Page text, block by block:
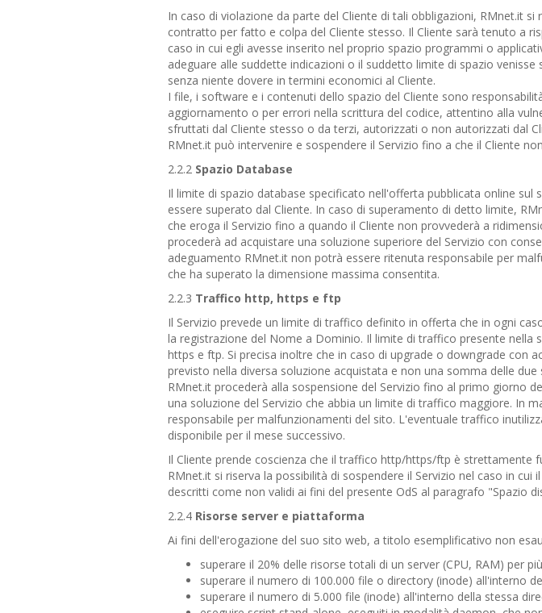
In caso di violazione da parte del Cliente di tali obbligazioni, RMnet.it
contratto per fatto e colpa del Cliente stesso. Il Cliente sarà tenuto a
caso in cui egli avesse inserito nel proprio spazio programmi o
adeguare alle suddette indicazioni o il suddetto limite di spazio
senza niente dovere in termini economici al Cliente.
I file, i software e i contenuti dello spazio del Cliente sono
aggiornamento o per errori nella scrittura del codice, attentino alla
sfruttati dal Cliente stesso o da terzi, autorizzati o non autorizzati dal
RMnet.it può intervenire e sospendere il Servizio fino a che il Cliente
2.2.2 Spazio Database
Il limite di spazio database specificato nell'offerta pubblicata online
essere superato dal Cliente. In caso di superamento di detto limite,
che eroga il Servizio fino a quando il Cliente non provvederà a
procederà ad acquistare una soluzione superiore del Servizio con
adeguamento RMnet.it non potrà essere ritenuta responsabile per
che ha superato la dimensione massima consentita.
2.2.3 Traffico http, https e ftp
Il Servizio prevede un limite di traffico definito in offerta che in ogni
la registrazione del Nome a Dominio. Il limite di traffico presente
https e ftp. Si precisa inoltre che in caso di upgrade o downgrade con
previsto nella diversa soluzione acquistata e non una somma delle
RMnet.it procederà alla sospensione del Servizio fino al primo giorno
una soluzione del Servizio che abbia un limite di traffico maggiore. In
responsabile per malfunzionamenti del sito. L'eventuale traffico
disponibile per il mese successivo.
Il Cliente prende coscienza che il traffico http/https/ftp è strettamente
RMnet.it si riserva la possibilità di sospendere il Servizio nel caso in
descritti come non validi ai fini del presente OdS al paragrafo "Spazio
2.2.4 Risorse server e piattaforma
Ai fini dell'erogazione del suo sito web, a titolo esemplificativo non
superare il 20% delle risorse totali di un server (CPU, RAM) per
superare il numero di 100.000 file o directory (inode) all'interno
superare il numero di 5.000 file (inode) all'interno della stessa